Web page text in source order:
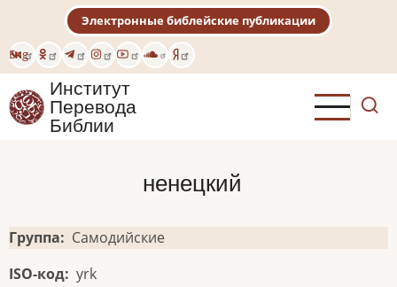
основному
содержанию
Eng
Электронные библейские публикации
Институт
Перевода
Библии
ненецкий
Группа
Самодийские
ISO-код yrk